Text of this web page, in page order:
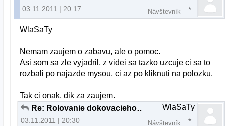
03.11.2011 | 20:17 Návštevník
WlaSaTy
Nemam zaujem o zabavu, ale o pomoc.
Asi som sa zle vyjadril, z videi sa tazko uzcuje ci sa to
rozbali po najazde mysou, ci az po kliknuti na polozku.
Tak ci onak, dik za zaujem.
Re: Rolovanie dokovacieho panelu a "plocha"
03.11.2011 | 20:30
WlaSaTy
Návštevník